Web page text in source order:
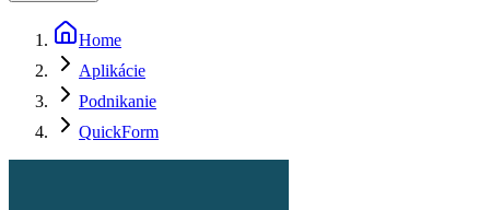
Home
Aplikácie
Podnikanie
QuickForm